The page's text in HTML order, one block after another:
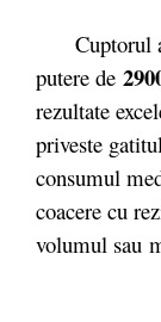
Cuptorul
putere de
rezultate
priveste
consumul
coacere cu
volumul sau